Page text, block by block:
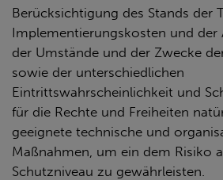
Berücksichtigung des Stands der
Implementierungskosten und der
der Umstände und der Zwecke
sowie der unterschiedlichen
Eintrittswahrscheinlichkeit und
für die Rechte und Freiheiten
geeignete technische und
Maßnahmen, um ein dem Risiko
Schutzniveau zu gewährleisten.